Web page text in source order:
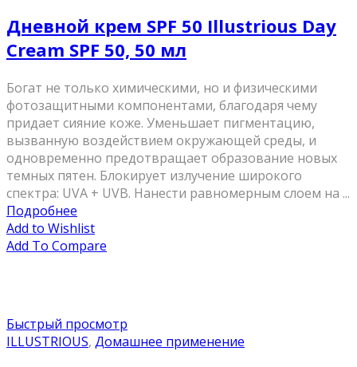
Дневной крем SPF 50 Illustrious Day
Cream SPF 50, 50 мл
Богат не только химическими, но и физическими
фотозащитными компонентами, благодаря чему
придает сияние коже. Уменьшает пигментацию,
вызванную воздействием окружающей среды, и
одновременно предотвращает образование новых
темных пятен. Блокирует излучение широкого
спектра: UVA + UVB. Нанести равномерным слоем на ...
Подробнее
Add to Wishlist
Add To Compare
Быстрый просмотр
ILLUSTRIOUS, Домашнее применение